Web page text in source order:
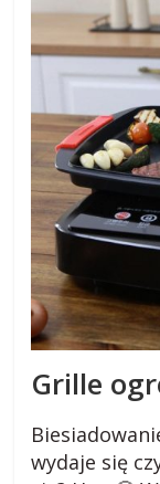
s
k
w
e
Grille
wydaje się